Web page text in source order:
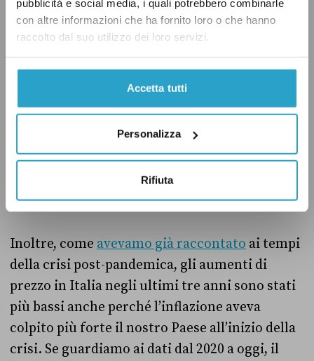
pubblicità e social media, i quali potrebbero combinarle
con altre informazioni che ha fornito loro o che hanno
raccolto dal suo utilizzo dei loro servizi.
Accetta tutti
Personalizza
Rifiuta
Inoltre, come avevamo già raccontato ai tempi
della crisi post-pandemica, gli aumenti di
prezzo in Italia negli ultimi tre anni sono stati
più bassi anche perché l’inflazione aveva
colpito più forte il nostro Paese all’inizio della
crisi. Se guardiamo ai dati dal 2020 a oggi, il